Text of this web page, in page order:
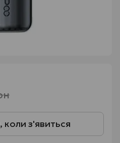
з'явиться